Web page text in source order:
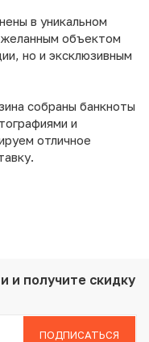
в уникальном
желанным объектом
но и эксклюзивным
собраны банкноты
и
отличное
и получите скидку
ПОДПИСАТЬСЯ